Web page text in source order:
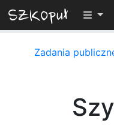
Zadania